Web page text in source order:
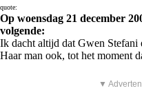
quote:
Op woensdag 21 december
volgende:
Ik dacht altijd dat Gwen Stefani
Haar man ook, tot het moment
▼